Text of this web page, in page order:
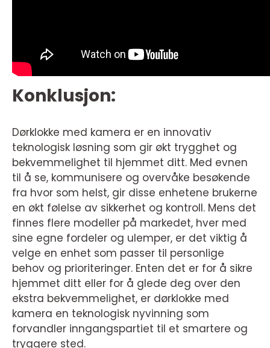
Konklusjon:
Dørklokke med kamera er en innovativ
teknologisk løsning som gir økt trygghet og
bekvemmelighet til hjemmet ditt. Med evnen
til å se, kommunisere og overvåke besøkende
fra hvor som helst, gir disse enhetene brukerne
en økt følelse av sikkerhet og kontroll. Mens det
finnes flere modeller på markedet, hver med
sine egne fordeler og ulemper, er det viktig å
velge en enhet som passer til personlige
behov og prioriteringer. Enten det er for å sikre
hjemmet ditt eller for å glede deg over den
ekstra bekvemmelighet, er dørklokke med
kamera en teknologisk nyvinning som
forvandler inngangspartiet til et smartere og
tryggere sted.